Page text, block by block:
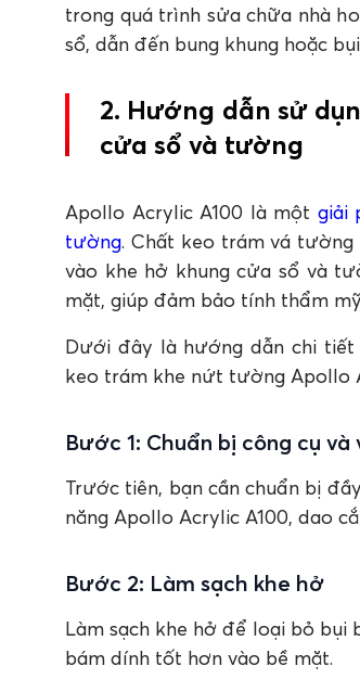
trong quá trình sửa chữa nhà
sổ, dẫn đến bung khung hoặc
2. Hướng dẫn sử
cửa sổ và tường
Apollo Acrylic A100 là một giải
tường. Chất keo trám vá
vào khe hở khung cửa sổ và
mặt, giúp đảm bảo tính thẩm
Dưới đây là hướng dẫn chi
keo trám khe nứt tường Apollo
Bước 1: Chuẩn bị công cụ và
Trước tiên, bạn cần chuẩn bị
năng Apollo Acrylic A100, dao
Bước 2: Làm sạch khe hở
Làm sạch khe hở để loại bỏ bụi
bám dính tốt hơn vào bề mặt.